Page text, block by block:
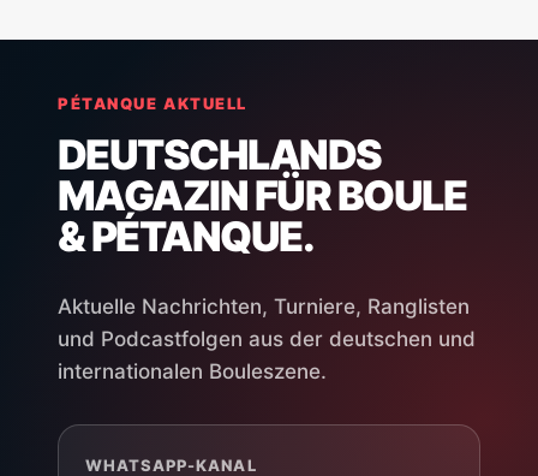
PÉTANQUE AKTUELL
DEUTSCHLANDS
MAGAZIN FÜR BOULE
& PÉTANQUE.
Aktuelle Nachrichten, Turniere, Ranglisten
und Podcastfolgen aus der deutschen und
internationalen Bouleszene.
WHATSAPP-KANAL